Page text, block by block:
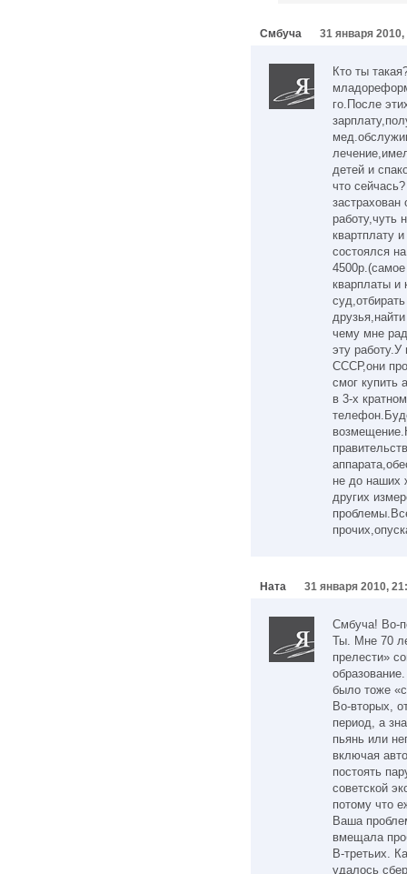
Смбуча 31 января
Кто ты
го.После
детей и
что
работу,чуть
квартплату
состоялся
кварплаты и
чему мне
эту
СССР,они
смог купить
в 3-х
не до наших
других
Ната 31 января 2010,
Смбуча! Во-
Ты. Мне 70
прелести»
было тоже
Во-вторых,
период, а
пьянь или
включая
постоять
советской
потому что
Ваша
вмещала
В-третьих.
удалось